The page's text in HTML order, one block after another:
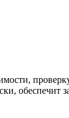
обеспечит